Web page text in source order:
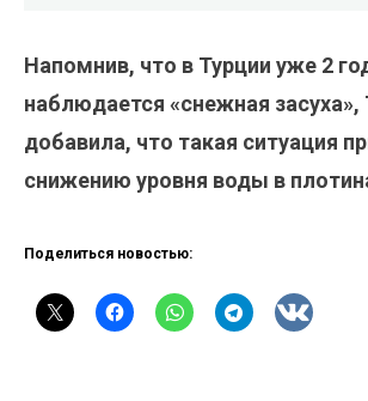
Напомнив, что в Турции уже 2
наблюдается «снежная засуха»,
добавила, что такая ситуация
снижению уровня воды в
Поделиться новостью: